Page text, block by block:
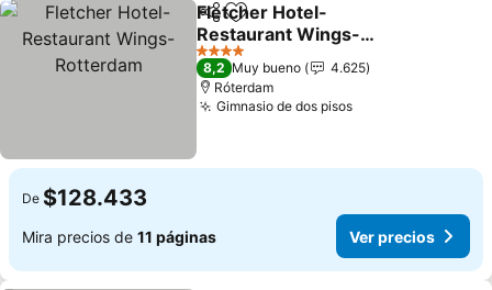
CompartirAgregar a favoritos
Fletcher Hotel-
Restaurant Wings-
Rotterdam
Ver precios
4 Estrellas
8,2 Muy bueno
4.625
Róterdam
Gimnasio de dos pisosVer precios
De $128.433
Mira precios de 11 páginas Ver precios